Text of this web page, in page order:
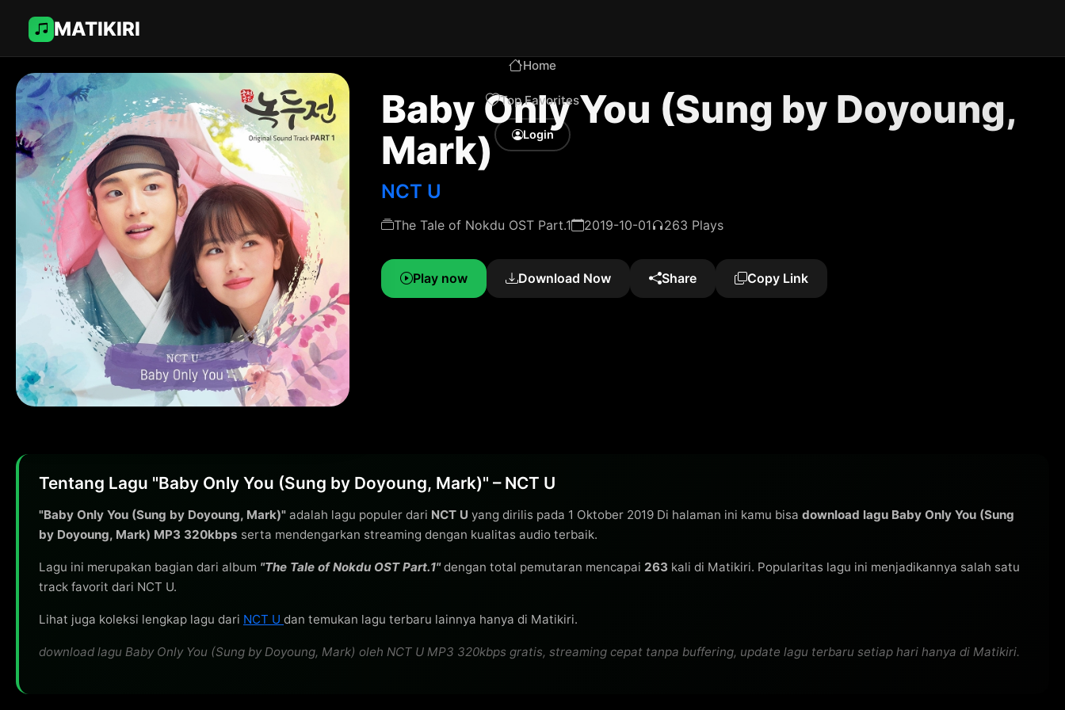
MATIKIRI
Home
Top Favorites
Login
Baby Only You (Sung by Doyoung,
Mark)
NCT U
The Tale of Nokdu OST Part.1 2019-10-01 263 Plays
Play now Download Now Share Copy Link
Tentang Lagu "Baby Only You (Sung by Doyoung, Mark)" – NCT U
"Baby Only You (Sung by Doyoung, Mark)" adalah lagu populer dari NCT U yang dirilis pada 1 Oktober 2019 Di halaman ini kamu bisa download lagu Baby Only You (Sung
by Doyoung, Mark) MP3 320kbps serta mendengarkan streaming dengan kualitas audio terbaik.
Lagu ini merupakan bagian dari album "The Tale of Nokdu OST Part.1"dengan total pemutaran mencapai 263 kali di Matikiri. Popularitas lagu ini menjadikannya salah satu
track favorit dari NCT U.
Lihat juga koleksi lengkap lagu dari NCT U dan temukan lagu terbaru lainnya hanya di Matikiri.
download lagu Baby Only You (Sung by Doyoung, Mark) oleh NCT U MP3 320kbps gratis, streaming cepat tanpa buffering, update lagu terbaru setiap hari hanya di Matikiri.